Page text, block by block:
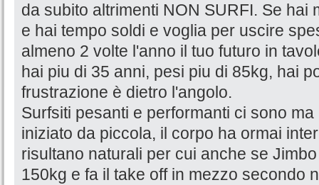
da subito altrimenti NON SURFI. Se hai
e hai tempo soldi e voglia per uscire
almeno 2 volte l'anno il tuo futuro in
hai piu di 35 anni, pesi piu di 85kg, hai
frustrazione è dietro l'angolo.
Surfsiti pesanti e performanti ci sono
iniziato da piccola, il corpo ha ormai
risultano naturali per cui anche se
150kg e fa il take off in mezzo secondo